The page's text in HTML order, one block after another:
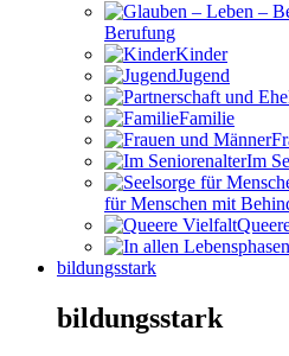
Berufung
Kinder
Jugend
Familie
Im
für Menschen mit
bildungsstark
bildungsstark